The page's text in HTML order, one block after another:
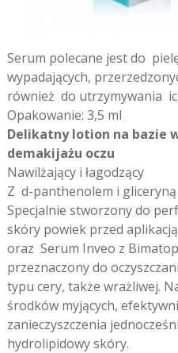
Serum polecane jest do
wypadających,
również do utrzymywania
Opakowanie: 3,5 ml
Delikatny lotion na bazie
demakijażu oczu
Nawilżający i łagodzący
Z d-panthenolem i gliceryną
Specjalnie stworzony do
skóry powiek przed
oraz Serum Inveo z
przeznaczony do
typu cery, także wrażliwej.
środków myjących,
zanieczyszczenia
hydrolipidowy skóry.